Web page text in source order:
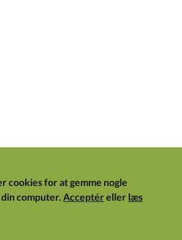
cookies for at gemme nogle
computer. Acceptéreller læs